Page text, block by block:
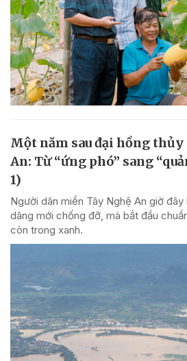
Một năm sau đại hồng
An: Từ “ứng phó” sang
1)
Người dân miền Tây Nghệ An giờ
dâng mới chống đỡ, mà bắt đầu
còn trong xanh.